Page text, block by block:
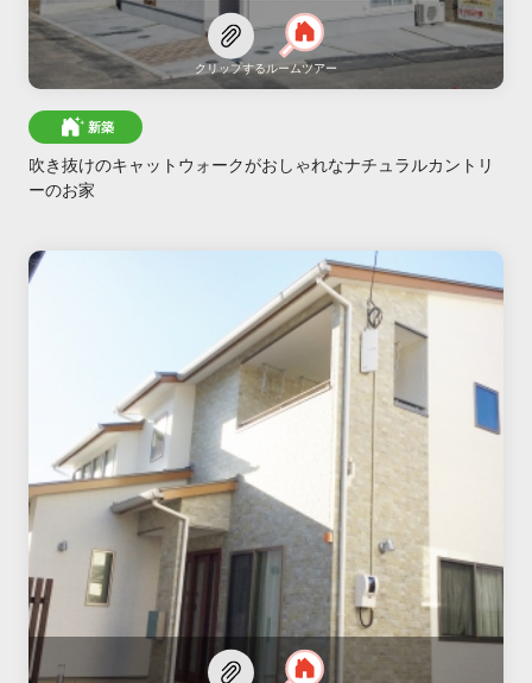
クリップするルームツアー
新築
吹き抜けのキャットウォークがおしゃれなナチュラルカントリ
ーのお家